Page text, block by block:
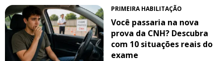
PRIMEIRA HABILITAÇÃO
Você passaria na nova
prova da CNH? Descubra
com 10 situações reais do
exame